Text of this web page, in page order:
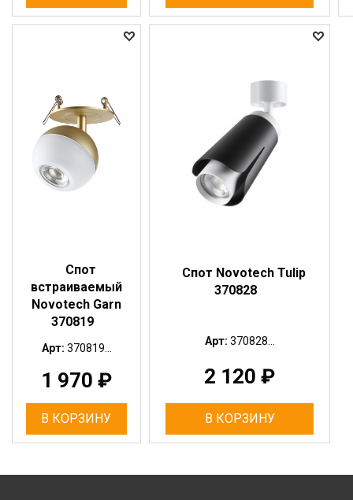
Спот
встраиваемый
Novotech Garn
370819
Арт: 370819...
1 970 ₽
В КОРЗИНУ
Спот Novotech Tulip
370828
Арт: 370828...
2 120 ₽
В КОРЗИНУ